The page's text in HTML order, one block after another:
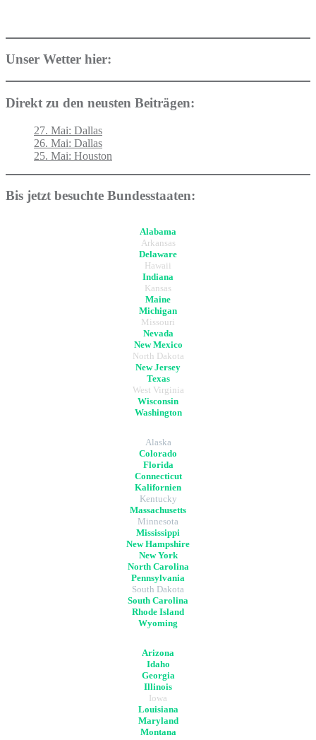
Unser Wetter hier:
Direkt zu den neusten Beiträgen:
27. Mai: Dallas
26. Mai: Dallas
25. Mai: Houston
Bis jetzt besuchte Bundesstaaten:
Alabama
Arkansas
Delaware
Hawaii
Indiana
Kansas
Maine
Michigan
Missouri
Nevada
New Mexico
North Dakota
New Jersey
Texas
West Virginia
Wisconsin
Washington
Alaska
Colorado
Florida
Connecticut
Kalifornien
Kentucky
Massachusetts
Minnesota
Mississippi
New Hampshire
New York
North Carolina
Pennsylvania
South Dakota
South Carolina
Rhode Island
Wyoming
Arizona
Idaho
Georgia
Illinois
Iowa
Louisiana
Maryland
Montana